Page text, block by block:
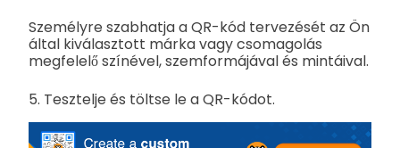
Személyre szabhatja a QR-kód tervezését az Ön
által kiválasztott márka vagy csomagolás
megfelelő színével, szemformájával és mintáival.
5. Tesztelje és töltse le a QR-kódot.